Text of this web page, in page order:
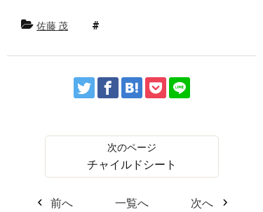
佐藤 茂
チャイルドシート
前へ 一覧へ 次へ